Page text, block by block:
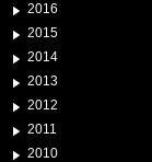
2016
2015
2014
2013
2012
2011
2010